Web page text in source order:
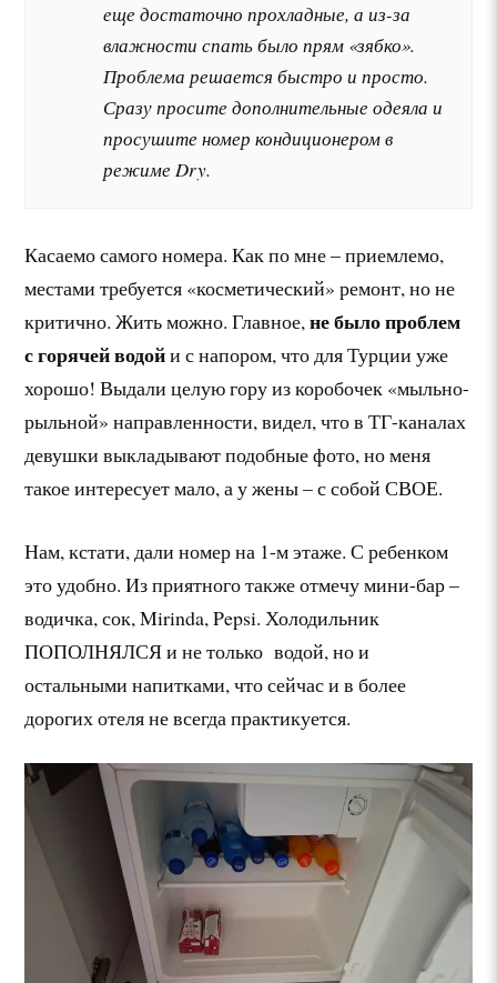
еще достаточно прохладные, а из-за
влажности спать было прям «зябко».
Проблема решается быстро и просто.
Сразу просите дополнительные одеяла и
просушите номер кондиционером в
режиме Dry.
Касаемо самого номера. Как по мне – приемлемо,
местами требуется «косметический» ремонт, но не
критично. Жить можно. Главное,не было проблем
с горячей водойи с напором, что для Турции уже
хорошо! Выдали целую гору из коробочек «мыльно-
рыльной» направленности, видел, что в ТГ-каналах
девушки выкладывают подобные фото, но меня
такое интересует мало, а у жены – с собой СВОЕ.
Нам, кстати, дали номер на 1-м этаже. С ребенком
это удобно. Из приятного также отмечу мини-бар –
водичка, сок, Mirinda, Pepsi. Холодильник
ПОПОЛНЯЛСЯ и не только водой, но и
остальными напитками, что сейчас и в более
дорогих отеля не всегда практикуется.